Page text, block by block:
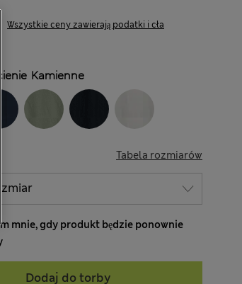
Wszystkie ceny zawierają podatki i cła
Kamienne
Tabela rozmiarów
mnie, gdy produkt będzie ponownie
Dodaj do torby